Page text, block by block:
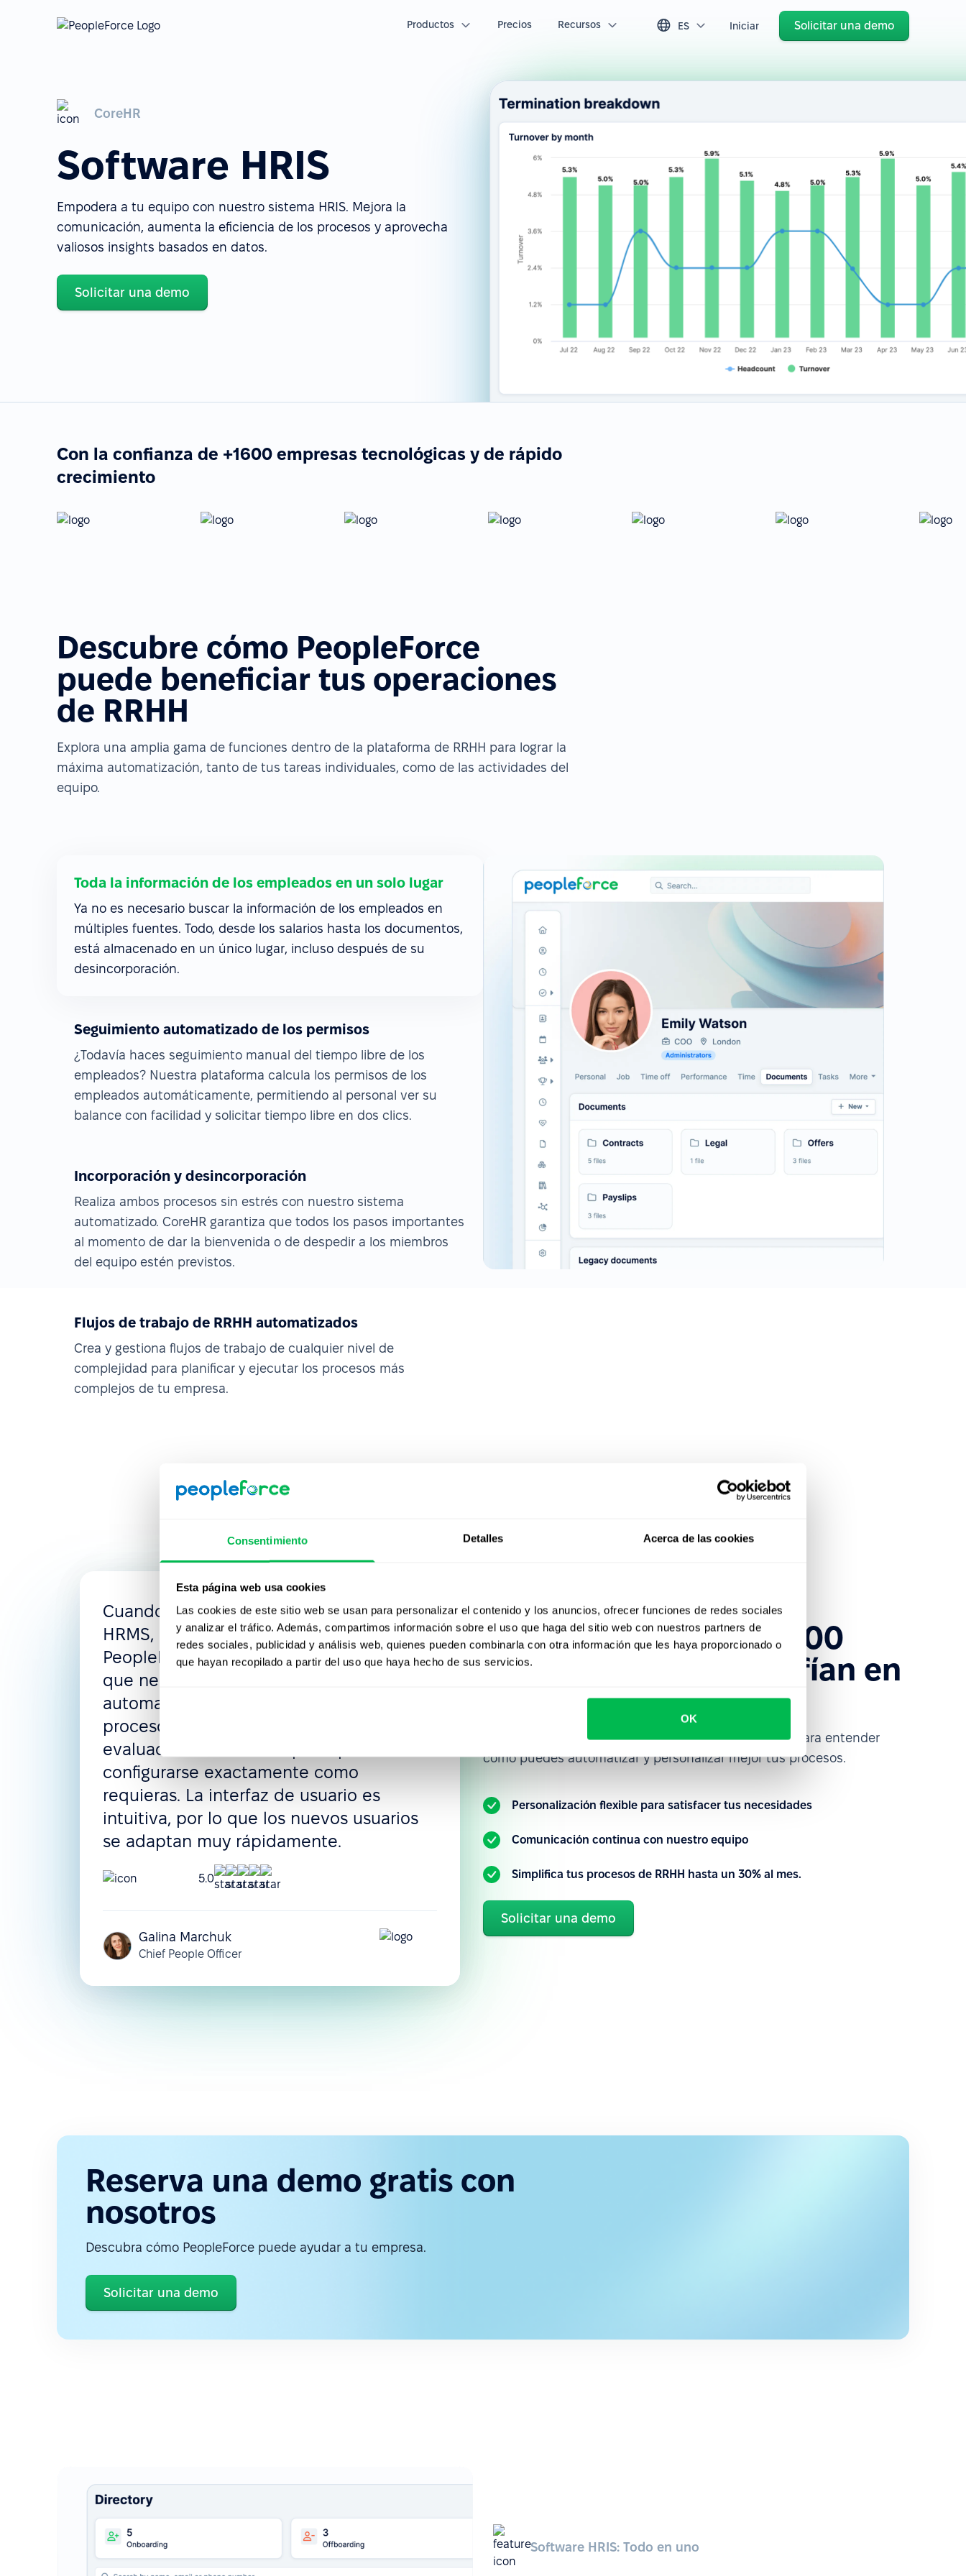
Consentimiento Detalles Acerca de las cookies
Esta página web usa cookies
Las cookies de este sitio web se usan para personalizar el contenido y los anuncios, ofrecer funciones de redes sociales
y analizar el tráfico. Además, compartimos información sobre el uso que haga del sitio web con nuestros partners de
redes sociales, publicidad y análisis web, quienes pueden combinarla con otra información que les haya proporcionado o
que hayan recopilado a partir del uso que haya hecho de sus servicios.
OK
Productos Precios Recursos ES Iniciar Solicitar una demo
CoreHR
Software HRIS
Empodera a tu equipo con nuestro sistema HRIS. Mejora la
comunicación, aumenta la eficiencia de los procesos y aprovecha
valiosos insights basados en datos.
Solicitar una demo
Con la confianza de +1600 empresas tecnológicas y de rápido
crecimiento
Descubre cómo PeopleForce
puede beneficiar tus operaciones
de RRHH
Explora una amplia gama de funciones dentro de la plataforma de RRHH para lograr la
máxima automatización, tanto de tus tareas individuales, como de las actividades del
equipo.
Toda la información de los empleados en un solo lugar
Ya no es necesario buscar la información de los empleados en
múltiples fuentes. Todo, desde los salarios hasta los documentos,
está almacenado en un único lugar, incluso después de su
desincorporación.
Seguimiento automatizado de los permisos
¿Todavía haces seguimiento manual del tiempo libre de los
empleados? Nuestra plataforma calcula los permisos de los
empleados automáticamente, permitiendo al personal ver su
balance con facilidad y solicitar tiempo libre en dos clics.
Incorporación y desincorporación
Realiza ambos procesos sin estrés con nuestro sistema
automatizado. CoreHR garantiza que todos los pasos importantes
al momento de dar la bienvenida o de despedir a los miembros
del equipo estén previstos.
Flujos de trabajo de RRHH automatizados
Crea y gestiona flujos de trabajo de cualquier nivel de
complejidad para planificar y ejecutar los procesos más
complejos de tu empresa.
Cuando estuve buscando un nuevo
HRMS, me impresionó la flexibilidad de
PeopleForce, donde puedes crear todo lo
que necesites: derechos de acceso, flujos
automatizados, políticas de permisos,
procesos de reclutamiento y
evaluaciones de desempeño pueden
configurarse exactamente como
requieras. La interfaz de usuario es
intuitiva, por lo que los nuevos usuarios
se adaptan muy rápidamente.
5.0
Galina Marchuk
Chief People Officer
Únete a las más de 1600
empresas que ya confían en
PeopleForce
Conoce nuestra plataforma de RRHH desde adentro para entender
cómo puedes automatizar y personalizar mejor tus procesos.
Personalización flexible para satisfacer tus necesidades
Comunicación continua con nuestro equipo
Simplifica tus procesos de RRHH hasta un 30% al mes.
Solicitar una demo
Reserva una demo gratis con
nosotros
Descubra cómo PeopleForce puede ayudar a tu empresa.
Solicitar una demo
Software HRIS: Todo en uno